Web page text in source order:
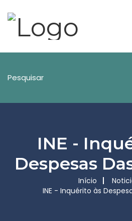
INE -
Despesas
Início
INE - Inquérito às